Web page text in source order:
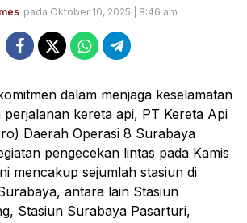
pada Oktober 10, 2025 | 8:46 am
dalam menjaga keselamatan
kereta api, PT Kereta Api
Daerah Operasi 8 Surabaya
pengecekan lintas pada Kamis
mencakup sejumlah stasiun di
antara lain Stasiun
Stasiun Surabaya Pasarturi,